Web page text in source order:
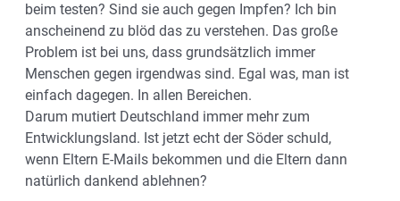
beim testen? Sind sie auch gegen Impfen? Ich bin
anscheinend zu blöd das zu verstehen. Das große
Problem ist bei uns, dass grundsätzlich immer
Menschen gegen irgendwas sind. Egal was, man ist
einfach dagegen. In allen Bereichen.
Darum mutiert Deutschland immer mehr zum
Entwicklungsland. Ist jetzt echt der Söder schuld,
wenn Eltern E-Mails bekommen und die Eltern dann
natürlich dankend ablehnen?